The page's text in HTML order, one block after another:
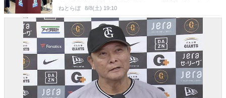
忘れるくらい軽い」など好評
ねとらぼ 8/8(土) 19:10